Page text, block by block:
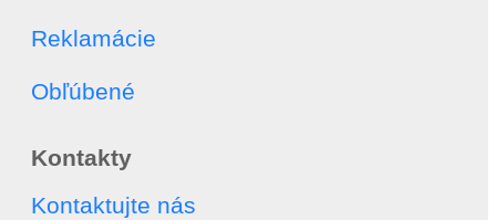
Reklamácie
Obľúbené
Kontakty
Kontaktujte nás